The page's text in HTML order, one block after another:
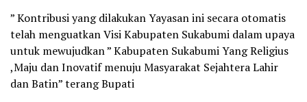
” Kontribusi yang dilakukan Yayasan ini secara otomatis
telah menguatkan Visi Kabupaten Sukabumi dalam upaya
untuk mewujudkan ” Kabupaten Sukabumi Yang Religius
,Maju dan Inovatif menuju Masyarakat Sejahtera Lahir
dan Batin” terang Bupati